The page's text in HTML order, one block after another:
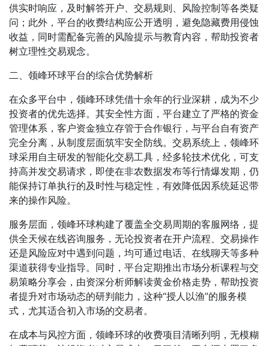
供实时响应，及时解答开户、交易规则、风险控制等各类疑
问；此外，平台的收费结构应公开透明，避免隐藏费用侵蚀
收益，同时需配备完善的风险提示与教育内容，帮助投资者
树立理性交易观念。
二、领峰环球平台的综合优势解析
在众多平台中，领峰环球凭借十余年的行业深耕，成为不少
投资者的优先选择。其安全性方面，平台建立了严格的资金
管理体系，客户资金独立存管于合作银行，与平台自有资产
完全分离，从制度层面筑牢安全防线。交易系统上，领峰环
球采用自主研发的智能化交易工具，经多轮技术优化，可支
持高并发交易请求，即使在非农数据发布等行情爆发期，仍
能保持订单执行的及时性与稳定性，有效降低因系统延迟带
来的操作风险。
服务层面，领峰环球构建了覆盖全交易周期的客服网络，提
供全天候在线咨询服务，无论投资者在开户流程、交易操作
还是风险应对中遇到问题，均可通过电话、在线聊天等多种
渠道获得专业指导。同时，平台定期推出市场分析课程与交
易策略分享会，由资深分析师解读黄金价格走势，帮助投资
者提升对市场动态的研判能力，这种“授人以渔”的服务模
式，尤其适合初入市场的交易者。
在成本与风控方面，领峰环球的收费项目清晰列明，无模糊